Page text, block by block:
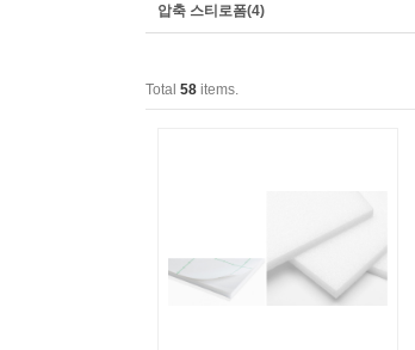
압축 스티로폼(4)
Total 58 items.